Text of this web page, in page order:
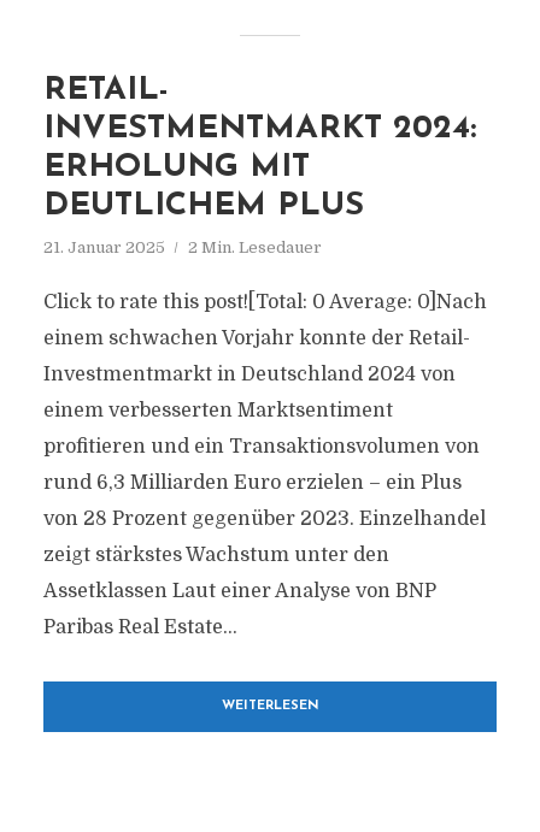
RETAIL-
INVESTMENTMARKT 2024:
ERHOLUNG MIT
DEUTLICHEM PLUS
21. Januar 2025 2 Min. Lesedauer
Click to rate this post![Total: 0 Average: 0]Nach
einem schwachen Vorjahr konnte der Retail-
Investmentmarkt in Deutschland 2024 von
einem verbesserten Marktsentiment
profitieren und ein Transaktionsvolumen von
rund 6,3 Milliarden Euro erzielen – ein Plus
von 28 Prozent gegenüber 2023. Einzelhandel
zeigt stärkstes Wachstum unter den
Assetklassen Laut einer Analyse von BNP
Paribas Real Estate...
WEITERLESEN